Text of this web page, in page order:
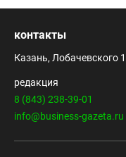
контакты
Казань, Лобачевского
редакция
8 (843) 238-39-01
info@business-gazeta.ru